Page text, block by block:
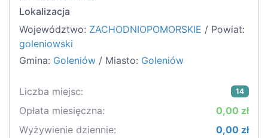
Lokalizacja
Województwo: ZACHODNIOPOMORSKIE / Powiat:
goleniowski
Gmina: Goleniów / Miasto: Goleniów
Liczba miejsc: 14
Opłata miesięczna:
0,00 zł
Wyżywienie dziennie:
0,00 zł